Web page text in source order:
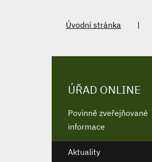
Úvodní stránka
ÚŘAD ONLINE
Povinně zveřejňované
informace
Aktuality